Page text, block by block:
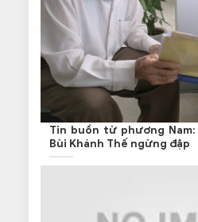
Tin buồn từ phương Nam:
Bùi Khánh Thế ngừng đập